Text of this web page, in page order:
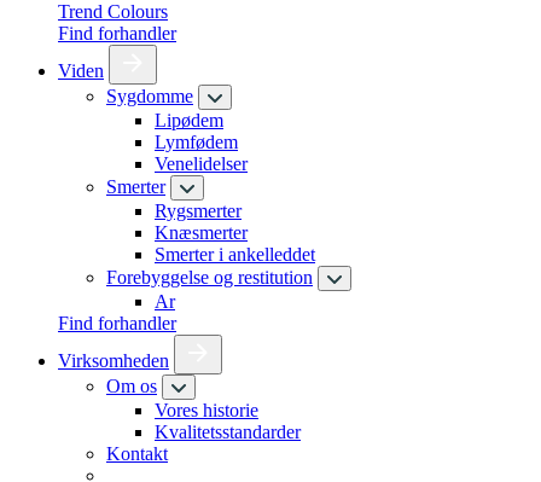
Trend Colours
Find forhandler
Viden
Sygdomme
Lipødem
Lymfødem
Venelidelser
Smerter
Rygsmerter
Knæsmerter
Smerter i ankelleddet
Forebyggelse og restitution
Ar
Find forhandler
Virksomheden
Om os
Vores historie
Kvalitetsstandarder
Kontakt